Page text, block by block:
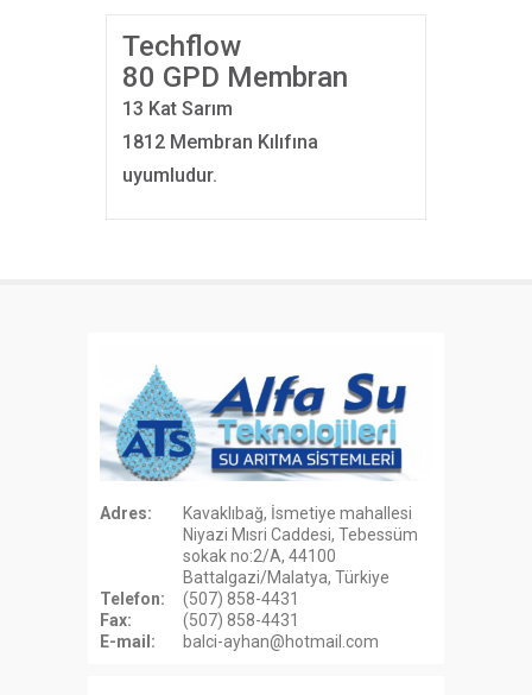
Techflow
80 GPD Membran
13 Kat Sarım
1812 Membran Kılıfına
uyumludur.
Adres:
Kavaklıbağ, İsmetiye mahallesi
Niyazi Mısri Caddesi, Tebessüm
sokak no:2/A, 44100
Battalgazi/Malatya, Türkiye
Telefon:
(507) 858-4431
Fax:
(507) 858-4431
E-mail:
balci-ayhan@hotmail.com